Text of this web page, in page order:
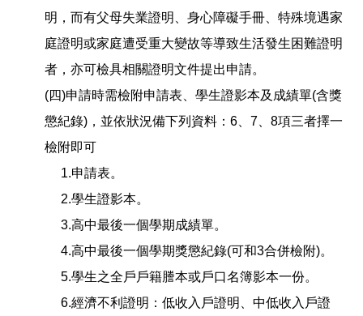
明，而有父母失業證明、身心障礙手冊、特殊境遇家
庭證明或家庭遭受重大變故等導致生活發生困難證明
者，亦可檢具相關證明文件提出申請。
(四)申請時需檢附申請表、學生證影本及成績單(含獎
懲紀錄)，並依狀況備下列資料：6、7、8項三者擇一
檢附即可
1.申請表。
2.學生證影本。
3.高中最後一個學期成績單。
4.高中最後一個學期獎懲紀錄(可和3合併檢附)。
5.學生之全戶戶籍謄本或戶口名簿影本一份。
6.經濟不利證明：低收入戶證明、中低收入戶證